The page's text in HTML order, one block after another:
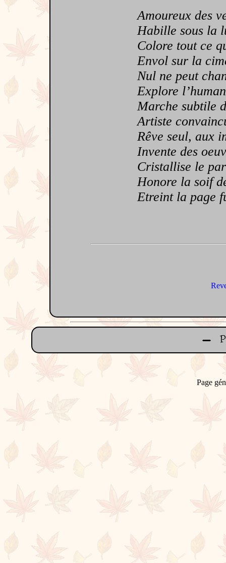
Amoureux des
Habille sous la
Colore tout ce
Envol sur la
Nul ne peut
Explore
Marche subtile
Artiste
Rêve seul, aux
Invente des
Cristallise le
Honore la soif
Etreint la page
Page